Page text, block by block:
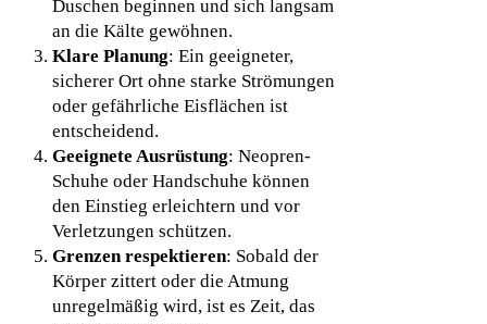
Duschen beginnen und sich langsam
an die Kälte gewöhnen.
Klare Planung: Ein geeigneter,
sicherer Ort ohne starke Strömungen
oder gefährliche Eisflächen ist
entscheidend.
Geeignete Ausrüstung: Neopren-
Schuhe oder Handschuhe können
den Einstieg erleichtern und vor
Verletzungen schützen.
Grenzen respektieren: Sobald der
Körper zittert oder die Atmung
unregelmäßig wird, ist es Zeit, das